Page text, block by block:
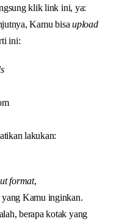
klik link ini, ya:
Kamu bisaupload
ini:
lakukan:
format,
yang Kamu inginkan.
berapa kotak yang